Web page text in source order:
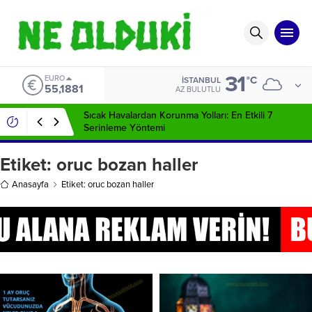
EURO
55,1881
İSTANBUL
AZ BULUTLU 31°C
Sıcak Havalardan Korunma Yolları: En Etkili 7
Serinleme Yöntemi
Etiket: oruc bozan haller
Anasayfa Etiket: oruc bozan haller